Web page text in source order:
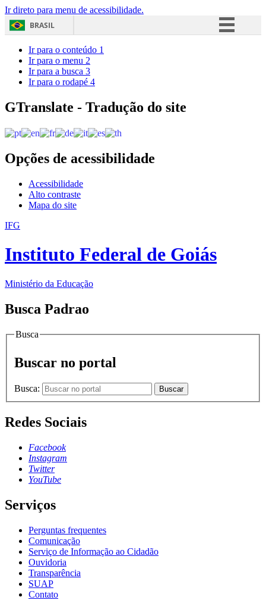
Ir direto para menu de acessibilidade.
BRASIL
Acesso à informação
Ir para o conteúdo 1
Ir para o menu 2
Ir para a busca 3
Ir para o rodapé 4
GTranslate - Tradução do site
Opções de acessibilidade
Acessibilidade
Alto contraste
Mapa do site
IFG
Instituto Federal de Goiás
Ministério da Educação
Busca Padrao
Busca
Buscar no portal
Busca: Buscar
Redes Sociais
Facebook
Instagram
Twitter
YouTube
Serviços
Perguntas frequentes
Comunicação
Serviço de Informação ao Cidadão
Ouvidoria
Transparência
SUAP
Contato